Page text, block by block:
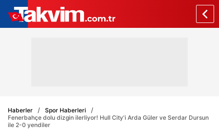
Haberler
Spor Haberleri
Fenerbahçe dolu dizgin ilerliyor! Hull City'i Arda Güler ve Serdar Dursun
ile 2-0 yendiler